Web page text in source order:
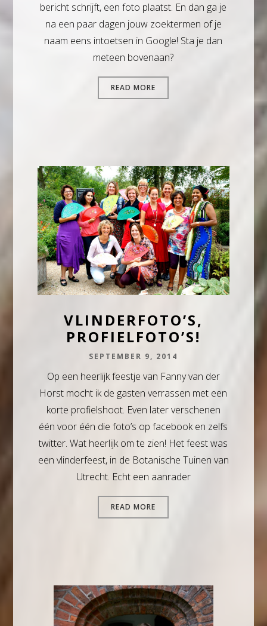
bericht schrijft, een foto plaatst. En dan ga je
na een paar dagen jouw zoektermen of je
naam eens intoetsen in Google! Sta je dan
meteen bovenaan?
READ MORE
VLINDERFOTO’S,
PROFIELFOTO’S!
SEPTEMBER 9, 2014
Op een heerlijk feestje van Fanny van der
Horst mocht ik de gasten verrassen met een
korte profielshoot. Even later verschenen
één voor één die foto’s op facebook en zelfs
twitter. Wat heerlijk om te zien! Het feest was
een vlinderfeest, in de Botanische Tuinen van
Utrecht. Echt een aanrader
READ MORE